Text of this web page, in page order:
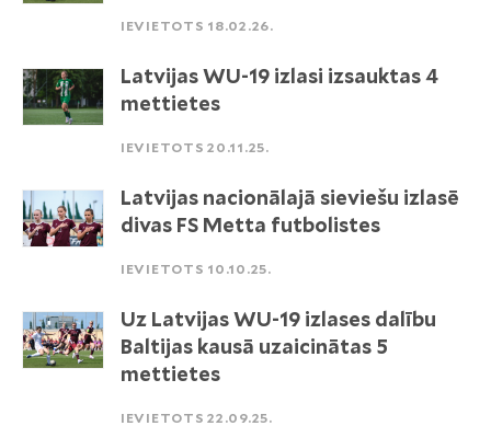
IEVIETOTS 18.02.26.
Latvijas WU-19 izlasi izsauktas 4
mettietes
IEVIETOTS 20.11.25.
Latvijas nacionālajā sieviešu izlasē
divas FS Metta futbolistes
IEVIETOTS 10.10.25.
Uz Latvijas WU-19 izlases dalību
Baltijas kausā uzaicinātas 5
mettietes
IEVIETOTS 22.09.25.